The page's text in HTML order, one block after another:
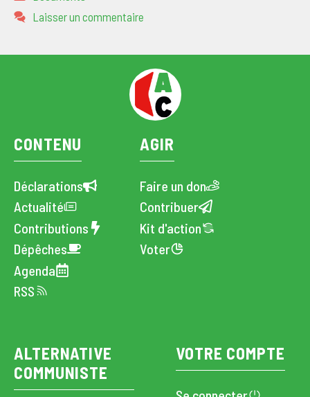
Laisser un commentaire
CONTENU
Déclarations
Actualité
Contributions
Dépêches
Agenda
RSS
AGIR
Faire un don
Contribuer
Kit d'action
Voter
ALTERNATIVE
COMMUNISTE
VOTRE COMPTE